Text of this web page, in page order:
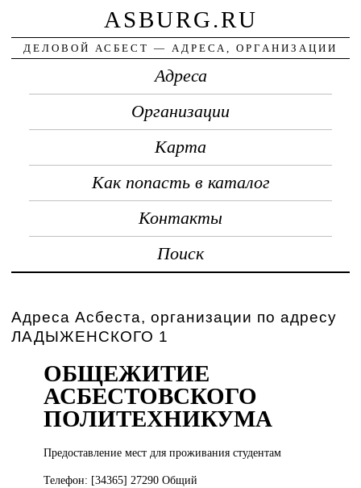
ASBURG.RU
ДЕЛОВОЙ АСБЕСТ — АДРЕСА, ОРГАНИЗАЦИИ
Адреса
Организации
Карта
Как попасть в каталог
Контакты
Поиск
Адреса Асбеста, организации по адресу
ЛАДЫЖЕНСКОГО 1
ОБЩЕЖИТИЕ
АСБЕСТОВСКОГО
ПОЛИТЕХНИКУМА
Предоставление местдля проживания студентам
Телефон: [34365] 27290 Общий